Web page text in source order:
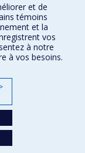
et de
témoins
et la
vos
à notre
à vos besoins.